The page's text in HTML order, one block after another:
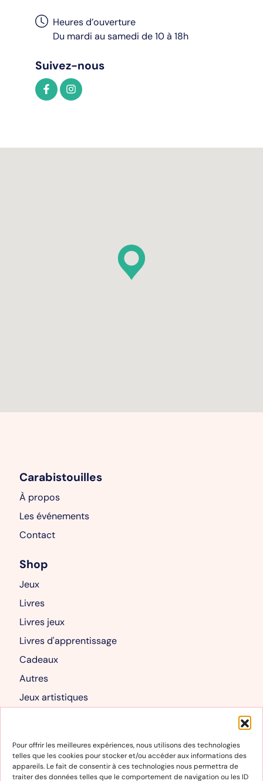
Pour offrir les meilleures expériences, nous utilisons des technologies
telles que les cookies pour stocker et/ou accéder aux informations des
appareils. Le fait de consentir à ces technologies nous permettra de
traiter des données telles que le comportement de navigation ou les ID
Heures d’ouverture
Du mardi au samedi de 10 à 18h
Suivez-nous
Carabistouilles
À propos
Les événements
Contact
Shop
Jeux
Livres
Livres jeux
Livres d'apprentissage
Cadeaux
Autres
Jeux artistiques
Mon compte
Mon compte